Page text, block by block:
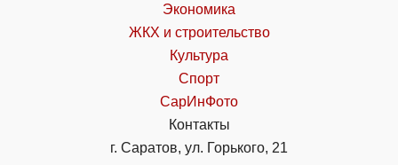
Экономика
ЖКХ и строительство
Культура
Спорт
СарИнФото
Контакты
г. Саратов, ул. Горького, 21